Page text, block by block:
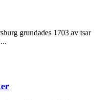
grundades 1703 av tsar